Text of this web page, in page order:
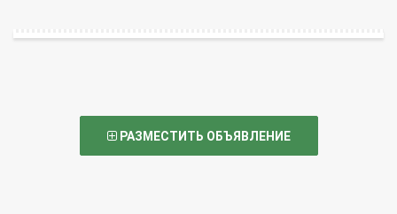
РАЗМЕСТИТЬ ОБЪЯВЛЕНИЕ